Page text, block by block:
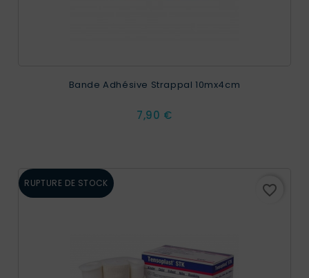
Bande Adhésive Strappal 10mx4cm
Prix
7,90 €
RUPTURE DE STOCK favorite_border